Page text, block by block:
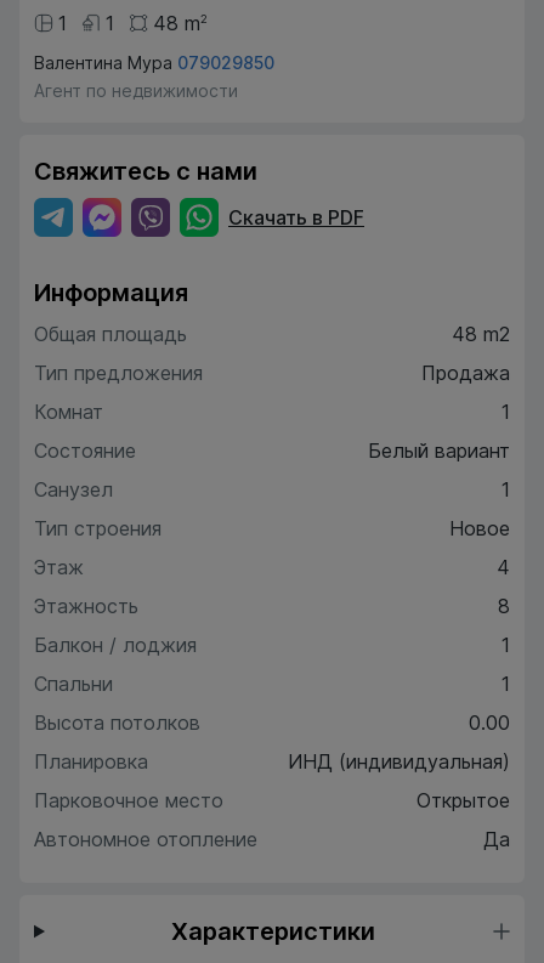
1
1 48 m2
Валентина Мура 079029850
Агент по недвижимости
Свяжитесь с нами
Скачать в PDF
Информация
Общая площадь
48 m2
Тип предложения
Продажа
Комнат
1
Состояние
Белый вариант
Санузел
1
Тип строения
Новое
Этаж
4
Этажность
8
Балкон / лоджия
1
Спальни
1
Высота потолков
0.00
Планировка
ИНД (индивидуальная)
Парковочное место
Открытое
Автономное отопление
Да
Характеристики